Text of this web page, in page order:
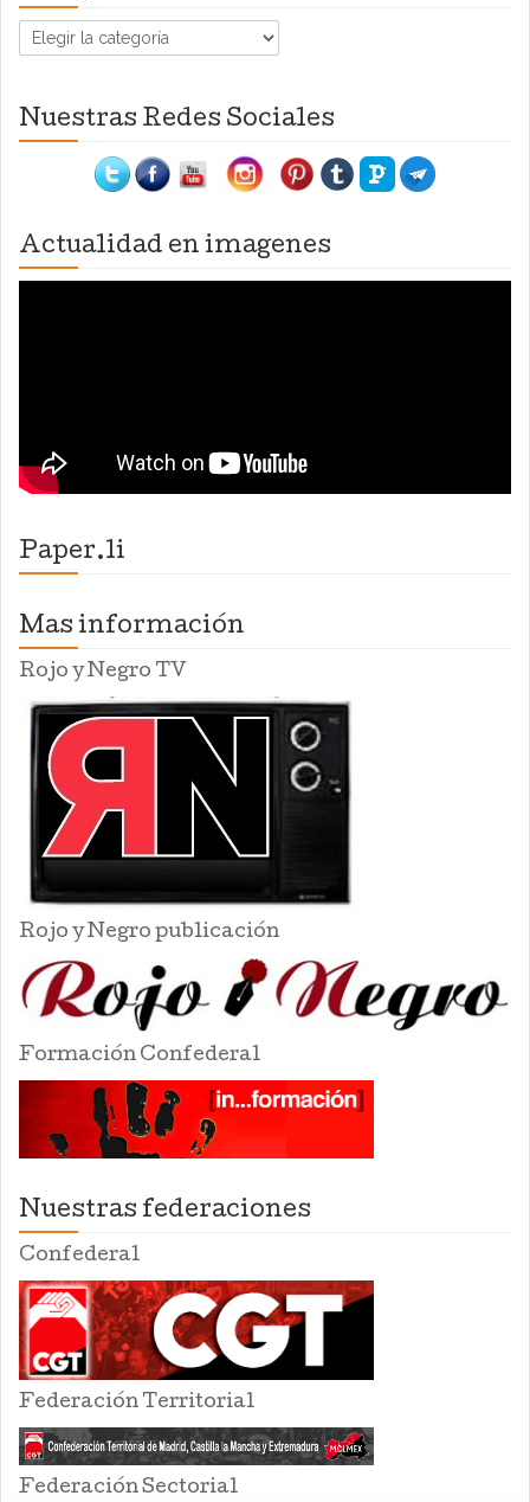
Categorías
Nuestras Redes Sociales
Actualidad en imagenes
Paper.li
Mas información
Rojo y Negro TV
Rojo y Negro publicación
Formación Confederal
Nuestras federaciones
Confederal
Federación Territorial
Federación Sectorial